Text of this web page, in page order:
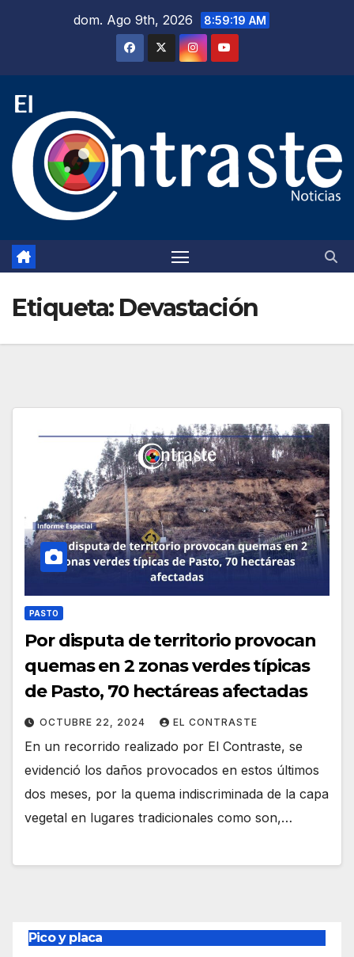
dom. Ago 9th, 2026 8:59:19 AM
Etiqueta: Devastación
PASTO
Por disputa de territorio provocan
quemas en 2 zonas verdes típicas
de Pasto, 70 hectáreas afectadas
OCTUBRE 22, 2024 EL CONTRASTE
En un recorrido realizado por El Contraste, se
evidenció los daños provocados en estos últimos
dos meses, por la quema indiscriminada de la capa
vegetal en lugares tradicionales como son,…
Pico y placa